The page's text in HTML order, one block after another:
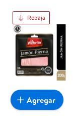
Rebaja
Agregar